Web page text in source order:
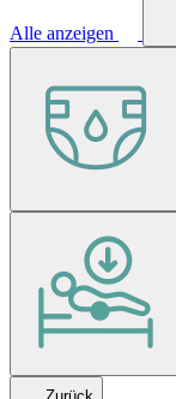
Alle anzeigen